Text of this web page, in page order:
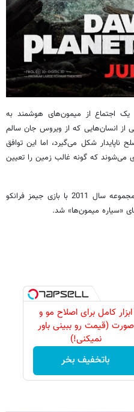
یک اجتماع از میمون‌های هوشمند به
از انسان‌هایی که از ویروس جان سالم
ناپایدار شکل می‌گیرد، اما این توافق
می‌شوند که گونه غالب زمین را تعیین
«ظهور سیاره میمون‌ها» فیلم قبلی این مجموعه سال 2011 با بازی جیمز فرانکو
«سیاره میمون‌ها» شد.
ابزار کامل برای اصلاح مو و
صورت (قیمت رو ببینی باور
نمیکنی!)
باتخفیف بخر